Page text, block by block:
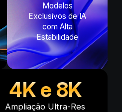
Modelos
Exclusivos de IA
com Alta
Estabilidade
4K e 8K
Ampliação Ultra-Res